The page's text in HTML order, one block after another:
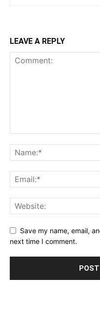
LEAVE A REPLY
Save my name, email,
next time I comment.